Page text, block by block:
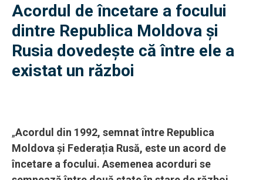
Acordul de încetare a focului
dintre Republica Moldova și
Rusia dovedește că între ele a
existat un război
„Acordul din 1992, semnat între Republica
Moldova și Federația Rusă, este un acord de
încetare a focului. Asemenea acorduri se